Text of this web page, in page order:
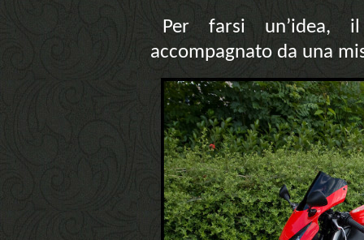
Per farsi un’idea,
accompagnato da una